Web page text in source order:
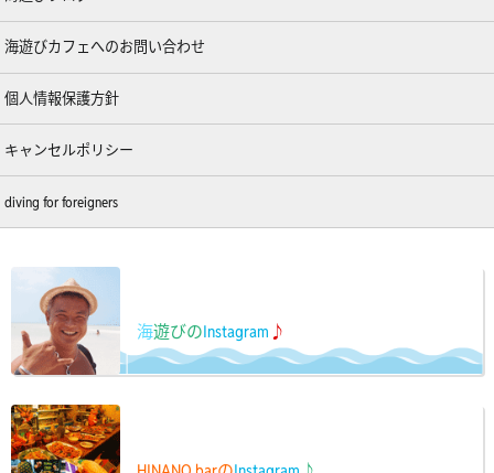
海遊びカフェへのお問い合わせ
個人情報保護方針
キャンセルポリシー
diving for foreigners
海遊びのInstagram ♪